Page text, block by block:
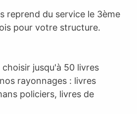
reprend du service le 3ème
pour votre structure.
jusqu'à 50 livres
rayonnages : livres
policiers, livres de